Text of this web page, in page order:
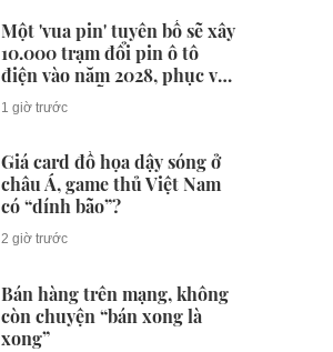
Một 'vua pin' tuyên bố sẽ xây
10.000 trạm đổi pin ô tô
điện vào năm 2028, phục vụ
1 triệu xe mỗi ngày chỉ với 3
phút
1 giờ trước
Giá card đồ họa dậy sóng ở
châu Á, game thủ Việt Nam
có “dính bão”?
2 giờ trước
Bán hàng trên mạng, không
còn chuyện “bán xong là
xong”